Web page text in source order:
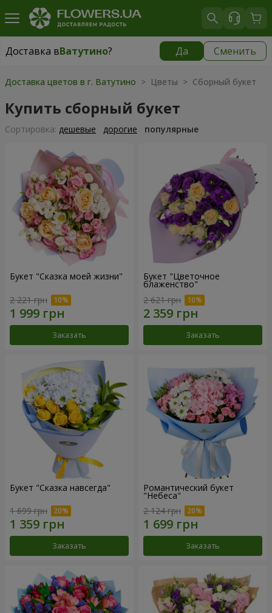
Доставка вВатутино? Да Сменить
Доставка вВатутино|
Доставка цветов в г. Ватутино > Цветы > Сборный букет
Купить сборный букет
Cортировка: дешевые дорогие популярные
Букет "Сказка моей жизни"
2 221 грн
Заказать
Букет "Цветочное
блаженство"
2 621 грн
Заказать
Букет "Сказка навсегда"
1 699 грн
Заказать
Романтический букет
"Небеса"
2 124 грн
Заказать